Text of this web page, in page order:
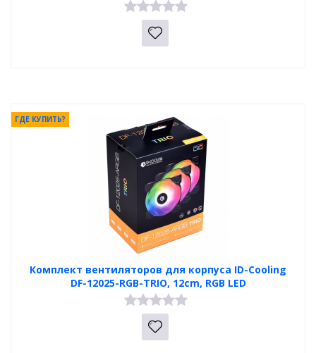
Комплект вентиляторов для корпуса ID-Cooling
DF-12025-RGB-TRIO, 12cm, RGB LED
ГДЕ КУПИТЬ?